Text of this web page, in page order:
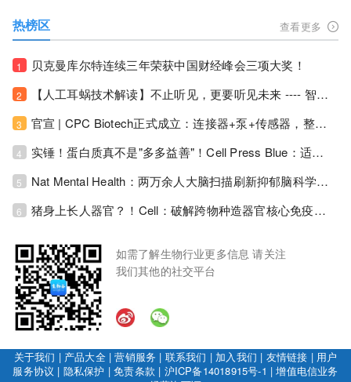
热榜区 查看更多
1 贝克曼库尔特连续三年荣获中国财经峰会三项大奖！
2 【人工耳蜗技术解读】不止听见，更要听见未来 ---- 智能耳蜗，开启人工耳蜗技术新纪元！
3 官宣 | CPC Biotech正式成立：连接器+泵+传感器，整合生物制药流体管理解决方案！
4 实锤！蛋白质真不是"多多益善"！Cell Press Blue：适度限蛋白，反而拉长健康寿命！
5 Nat Mental Health：两万余人大脑扫描刷新抑郁脑科学认知！抑郁不只是情绪病，视觉、运动脑区同步受损！
6 猪身上长人器官？！Cell：破解跨物种造器官核心免疫关卡！全新异种吞噬机制打通人体器官培育赛道！
如需了解生物行业更多信息 请关注
我们其他的社交平台
关于我们 | 产品大全|营销服务 | 联系我们 | 加入我们 | 友情链接 | 用户
服务协议 | 隐私保护 |免责条款 | 沪ICP备14018915号-1 |增值电信业务